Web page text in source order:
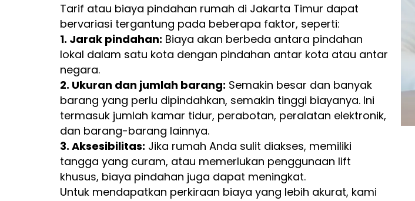
Tarif atau biaya pindahan rumah di Jakarta Timur dapat
bervariasi tergantung pada beberapa faktor, seperti:
1. Jarak pindahan: Biaya akan berbeda antara pindahan
lokal dalam satu kota dengan pindahan antar kota atau antar
negara.
2. Ukuran dan jumlah barang: Semakin besar dan banyak
barang yang perlu dipindahkan, semakin tinggi biayanya. Ini
termasuk jumlah kamar tidur, perabotan, peralatan elektronik,
dan barang-barang lainnya.
3. Aksesibilitas: Jika rumah Anda sulit diakses, memiliki
tangga yang curam, atau memerlukan penggunaan lift
khusus, biaya pindahan juga dapat meningkat.
Untuk mendapatkan perkiraan biaya yang lebih akurat, kami